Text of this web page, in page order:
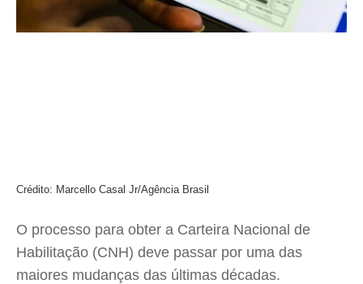
Crédito: Marcello Casal Jr/Agência Brasil
O processo para obter a Carteira Nacional de
Habilitação (CNH) deve passar por uma das
maiores mudanças das últimas décadas.